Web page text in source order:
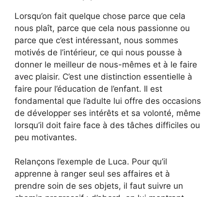
Lorsqu’on fait quelque chose parce que cela
nous plaît, parce que cela nous passionne ou
parce que c’est intéressant, nous sommes
motivés de l’intérieur, ce qui nous pousse à
donner le meilleur de nous-mêmes et à le faire
avec plaisir. C’est une distinction essentielle à
faire pour l’éducation de l’enfant. Il est
fondamental que l’adulte lui offre des occasions
de développer ses intérêts et sa volonté, même
lorsqu’il doit faire face à des tâches difficiles ou
peu motivantes.
Relançons l’exemple de Luca. Pour qu’il
apprenne à ranger seul ses affaires et à
prendre soin de ses objets, il faut suivre un